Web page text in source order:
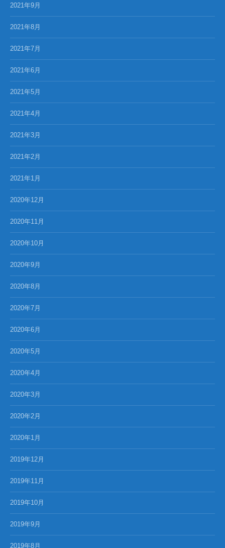
2021年9月
2021年8月
2021年7月
2021年6月
2021年5月
2021年4月
2021年3月
2021年2月
2021年1月
2020年12月
2020年11月
2020年10月
2020年9月
2020年8月
2020年7月
2020年6月
2020年5月
2020年4月
2020年3月
2020年2月
2020年1月
2019年12月
2019年11月
2019年10月
2019年9月
2019年8月